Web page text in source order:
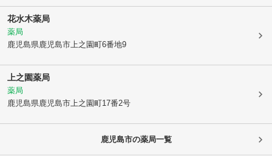
花水木薬局
薬局
鹿児島県鹿児島市上之園町6番地9
上之園薬局
薬局
鹿児島県鹿児島市上之園町17番2号
鹿児島市の薬局一覧